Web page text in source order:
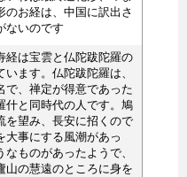
のお経は、中国に訳出さ
ないのです
経は宝雲と仏陀跋陀羅の
ます。仏陀跋陀羅は、
で、禅定が得意であった
什と同時代の人です。鳩
を望み、長安に招くので
大事にする風潮があっ
ものがあったようで、
山の慧遠のところに身を